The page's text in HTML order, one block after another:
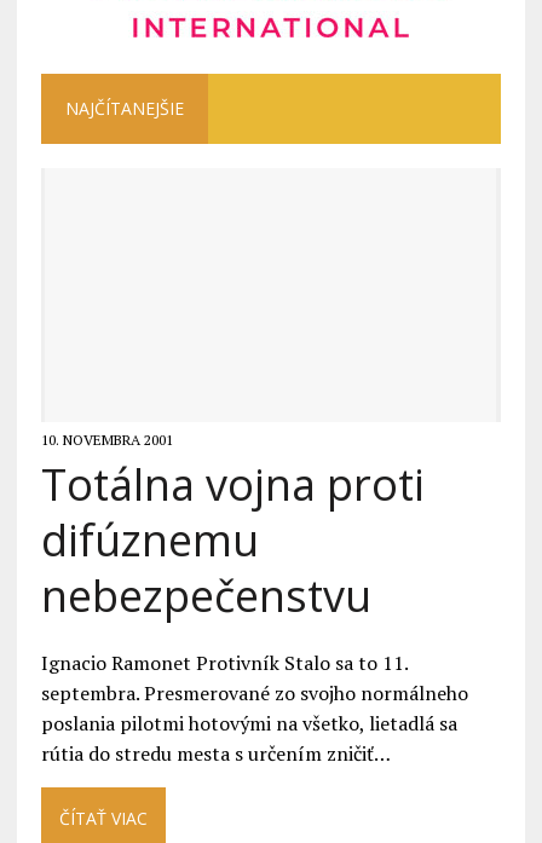
NAJČÍTANEJŠIE
10. NOVEMBRA 2001
Totálna vojna proti
difúznemu
nebezpečenstvu
Ignacio Ramonet Protivník Stalo sa to 11.
septembra. Presmerované zo svojho normálneho
poslania pilotmi hotovými na všetko, lietadlá sa
rútia do stredu mesta s určením zničiť…
ČÍTAŤ VIAC